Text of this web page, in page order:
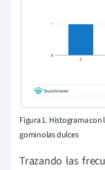
Figura 1. Histograma
gominolas dulces
Trazando las